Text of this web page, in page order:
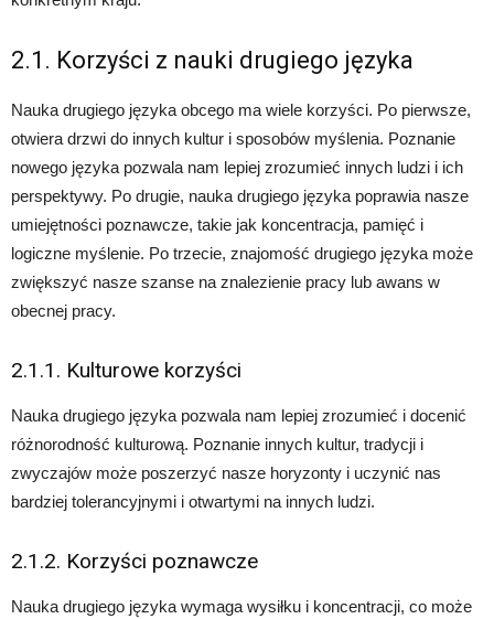
2.1. Korzyści z nauki drugiego języka
Nauka drugiego języka obcego ma wiele korzyści. Po pierwsze,
otwiera drzwi do innych kultur i sposobów myślenia. Poznanie
nowego języka pozwala nam lepiej zrozumieć innych ludzi i ich
perspektywy. Po drugie, nauka drugiego języka poprawia nasze
umiejętności poznawcze, takie jak koncentracja, pamięć i
logiczne myślenie. Po trzecie, znajomość drugiego języka może
zwiększyć nasze szanse na znalezienie pracy lub awans w
obecnej pracy.
2.1.1. Kulturowe korzyści
Nauka drugiego języka pozwala nam lepiej zrozumieć i docenić
różnorodność kulturową. Poznanie innych kultur, tradycji i
zwyczajów może poszerzyć nasze horyzonty i uczynić nas
bardziej tolerancyjnymi i otwartymi na innych ludzi.
2.1.2. Korzyści poznawcze
Nauka drugiego języka wymaga wysiłku i koncentracji, co może